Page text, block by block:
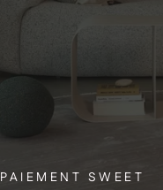
PAIEMENT SWEET